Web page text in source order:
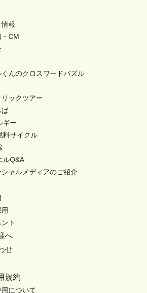
報
CM
くんのクロスワードパズル
ックツアー
ば
ギー
料サイクル
ルQ&A
ャルメディアのご紹介
ト
へ
せ
規約
について